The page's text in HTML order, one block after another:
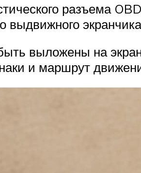
разъема
выложены на
и маршрут